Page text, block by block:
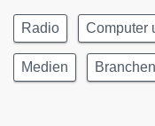
Radio Computer
Medien Branchen